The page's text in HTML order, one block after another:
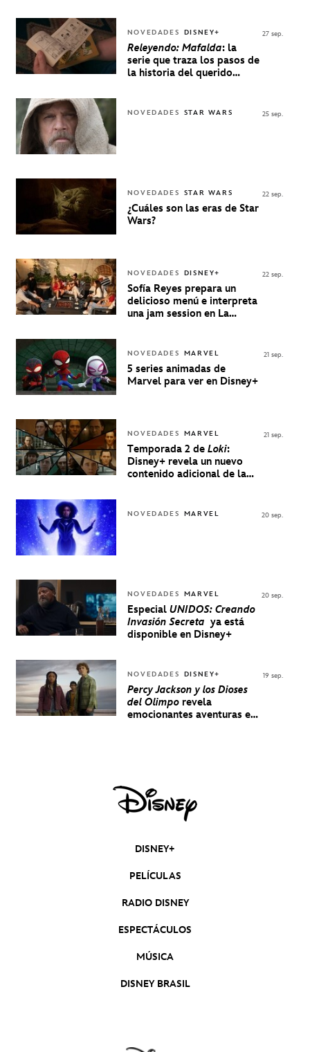
NOVEDADES DISNEY+
Releyendo: Mafalda: la
serie que traza los pasos de
la historia del querido
27 sep.
NOVEDADES STAR WARS 25 sep.
NOVEDADES STAR WARS
¿Cuáles son las eras de Star
Wars?
22 sep.
NOVEDADES DISNEY+
Sofía Reyes prepara un
delicioso menú e interpreta
una jam session en La
22 sep.
NOVEDADES MARVEL
5 series animadas de
Marvel para ver en Disney+
21 sep.
NOVEDADES MARVEL
Temporada 2 de Loki:
Disney+ revela un nuevo
contenido adicional de la
21 sep.
NOVEDADES MARVEL 20 sep.
NOVEDADES MARVEL
Especial UNIDOS: Creando
Invasión Secreta ya está
disponible en Disney+
20 sep.
NOVEDADES DISNEY+
Percy Jackson y los Dioses
del Olimporevela
emocionantes aventuras en
19 sep.
DISNEY+
PELÍCULAS
RADIO DISNEY
ESPECTÁCULOS
MÚSICA
DISNEY BRASIL